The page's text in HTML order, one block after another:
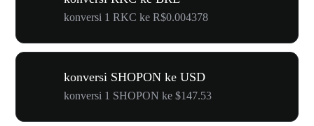
konversi 1 RKC ke R$0.004378
konversi SHOPON ke USD
konversi 1 SHOPON ke $147.53